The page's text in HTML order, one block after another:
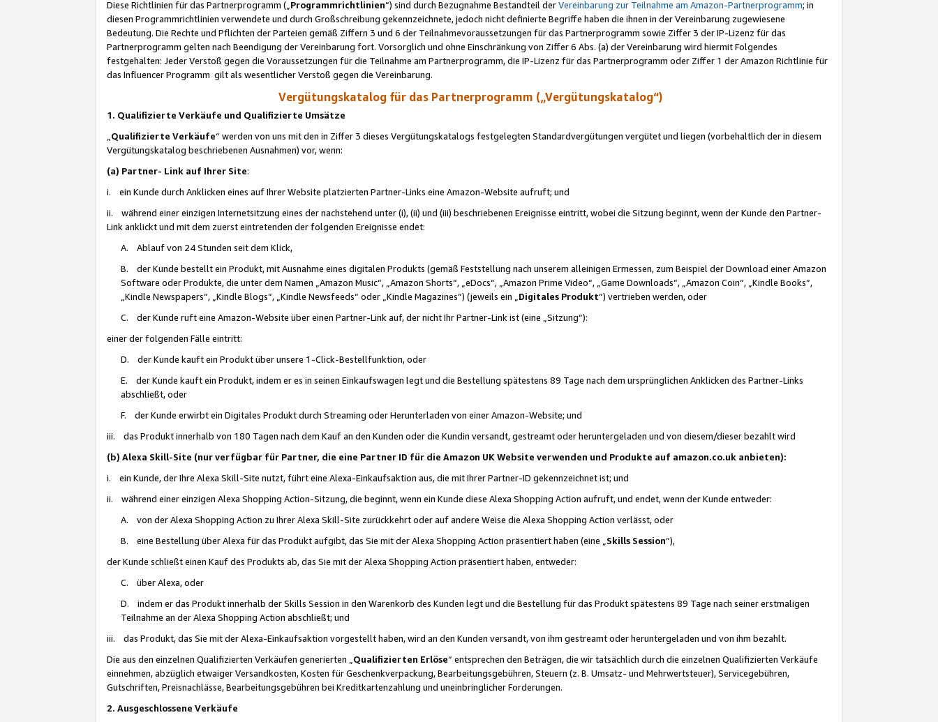
Diese Richtlinien für das Partnerprogramm („Programmrichtlinien“) sind durch Bezugnahme Bestandteil derVereinbarung zur Teilnahme am Amazon-Partnerprogramm; in
diesen Programmrichtlinien verwendete und durch Großschreibung gekennzeichnete, jedoch nicht definierte Begriffe haben die ihnen in der Vereinbarung zugewiesene
Bedeutung. Die Rechte und Pflichten der Parteien gemäß Ziffern 3 und 6 der Teilnahmevoraussetzungen für das Partnerprogramm sowie Ziffer 3 der IP-Lizenz für das
Partnerprogramm gelten nach Beendigung der Vereinbarung fort. Vorsorglich und ohne Einschränkung von Ziffer 6 Abs. (a) der Vereinbarung wird hiermit Folgendes
festgehalten: Jeder Verstoß gegen die Voraussetzungen für die Teilnahme am Partnerprogramm, die IP-Lizenz für das Partnerprogramm oder Ziffer 1 der Amazon Richtlinie für
das Influencer Programm gilt als wesentlicher Verstoß gegen die Vereinbarung.
Vergütungskatalog für das Partnerprogramm („Vergütungskatalog“)
1. Qualifizierte Verkäufe und Qualifizierte Umsätze
Qualifizierte Verkäufe“ werden von uns mit den in Ziffer 3 dieses Vergütungskatalogs festgelegten Standardvergütungen vergütet und liegen (vorbehaltlich der in diesem
Vergütungskatalog beschriebenen Ausnahmen) vor, wenn:
(a) Partner- Link auf Ihrer Site:
i. ein Kunde durch Anklicken eines auf Ihrer Website platzierten Partner-Links eine Amazon-Website aufruft; und
ii. während einer einzigen Internetsitzung eines der nachstehend unter (i), (ii) und (iii) beschriebenen Ereignisse eintritt, wobei die Sitzung beginnt, wenn der Kunde den Partner-
Link anklickt und mit dem zuerst eintretenden der folgenden Ereignisse endet:
A. Ablauf von 24 Stunden seit dem Klick,
B. der Kunde bestellt ein Produkt, mit Ausnahme eines digitalen Produkts (gemäß Feststellung nach unserem alleinigen Ermessen, zum Beispiel der Download einer Amazon
Software oder Produkte, die unter dem Namen „Amazon Music“, „Amazon Shorts“, „eDocs“, „Amazon Prime Video“, „Game Downloads“, „Amazon Coin“, „Kindle Books“,
„Kindle Newspapers“, „Kindle Blogs“, „Kindle Newsfeeds“ oder „Kindle Magazines“) (jeweils ein „ Digitales Produkt“) vertrieben werden, oder
C. der Kunde ruft eine Amazon-Website über einen Partner-Link auf, der nicht Ihr Partner-Link ist (eine „Sitzung“):
einer der folgenden Fälle eintritt:
D. der Kunde kauft ein Produkt über unsere 1-Click-Bestellfunktion, oder
E. der Kunde kauft ein Produkt, indem er es in seinen Einkaufswagen legt und die Bestellung spätestens 89 Tage nach dem ursprünglichen Anklicken des Partner-Links
abschließt, oder
F. der Kunde erwirbt ein Digitales Produkt durch Streaming oder Herunterladen von einer Amazon-Website; und
iii. das Produkt innerhalb von 180 Tagen nach dem Kauf an den Kunden oder die Kundin versandt, gestreamt oder heruntergeladen und von diesem/dieser bezahlt wird
(b) Alexa Skill-Site (nur verfügbar für Partner, die eine Partner ID für die Amazon UK Website verwenden und Produkte auf amazon.co.uk anbieten):
i. ein Kunde, der Ihre Alexa Skill-Site nutzt, führt eine Alexa-Einkaufsaktion aus, die mit Ihrer Partner-ID gekennzeichnet ist; und
ii. während einer einzigen Alexa Shopping Action-Sitzung, die beginnt, wenn ein Kunde diese Alexa Shopping Action aufruft, und endet, wenn der Kunde entweder:
A. von der Alexa Shopping Action zu Ihrer Alexa Skill-Site zurückkehrt oder auf andere Weise die Alexa Shopping Action verlässt, oder
B. eine Bestellung über Alexa für das Produkt aufgibt, das Sie mit der Alexa Shopping Action präsentiert haben (eine „ Skills Session“),
der Kunde schließt einen Kauf des Produkts ab, das Sie mit der Alexa Shopping Action präsentiert haben, entweder:
C. über Alexa, oder
D. indem er das Produkt innerhalb der Skills Session in den Warenkorb des Kunden legt und die Bestellung für das Produkt spätestens 89 Tage nach seiner erstmaligen
Teilnahme an der Alexa Shopping Action abschließt; und
iii. das Produkt, das Sie mit der Alexa-Einkaufsaktion vorgestellt haben, wird an den Kunden versandt, von ihm gestreamt oder heruntergeladen und von ihm bezahlt.
Die aus den einzelnen Qualifizierten Verkäufen generierten „ Qualifizierten Erlöse“ entsprechen den Beträgen, die wir tatsächlich durch die einzelnen Qualifizierten Verkäufe
einnehmen, abzüglich etwaiger Versandkosten, Kosten für Geschenkverpackung, Bearbeitungsgebühren, Steuern (z. B. Umsatz- und Mehrwertsteuer), Servicegebühren,
Gutschriften, Preisnachlässe, Bearbeitungsgebühren bei Kreditkartenzahlung und uneinbringlicher Forderungen.
2. Ausgeschlossene Verkäufe